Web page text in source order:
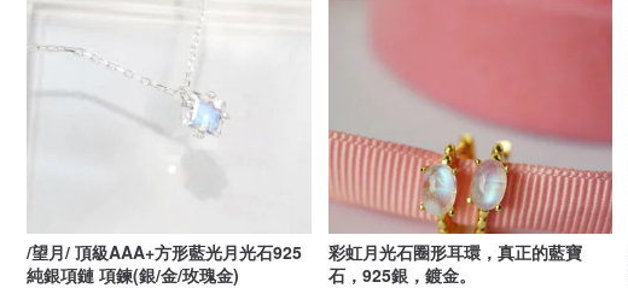
/望月/ 頂級AAA+方形藍光月光石925
純銀項鏈 項鍊(銀/金/玫瑰金)
彩虹月光石圈形耳環，真正的藍寶
石，925銀，鍍金。